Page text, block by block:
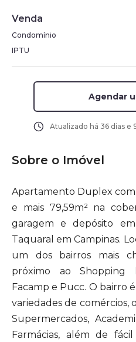
Venda
Condomínio
IPTU
Agendar
Atualizado há 36 dias e
Sobre o Imóvel
Apartamento Duplex com
e mais 79,59m² na
garagem e depósito
Taquaral em Campinas.
um dos bairros mais
próximo ao Shopping
Facamp e Pucc. O bairro
variedades de comércios,
Supermercados,
Farmácias, além de